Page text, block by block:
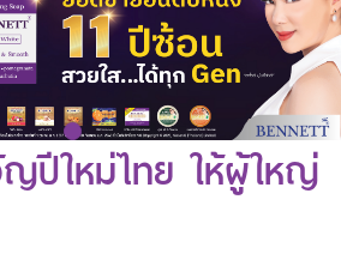
ญปีใหม่ไทย ให้ผู้ใหญ่